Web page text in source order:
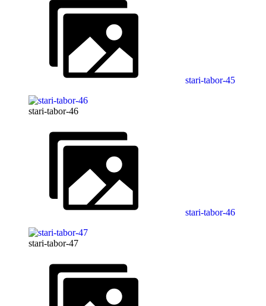
stari-tabor-45
stari-tabor-46
stari-tabor-46
stari-tabor-47